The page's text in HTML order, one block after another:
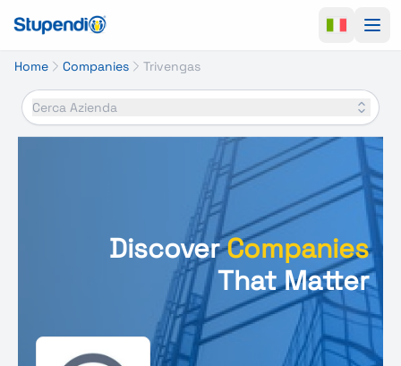
Home Companies Trivengas
Cerca Azienda
DiscoverCompanies
That Matter